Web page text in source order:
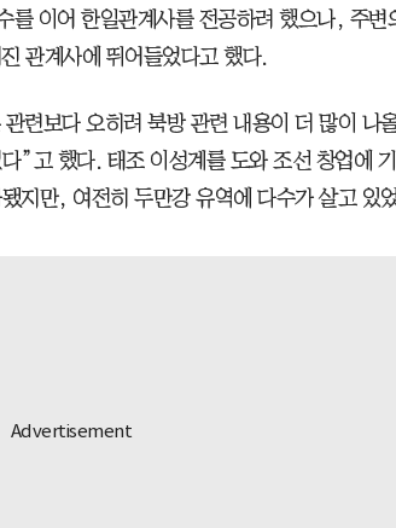
를 이어 한일관계사를 전공하려 했으나, 주변
관계사에 뛰어들었다고 했다.
련보다 오히려 북방 관련 내용이 더 많이 나
”고 했다. 태조 이성계를 도와 조선 창업에
지만, 여전히 두만강 유역에 다수가 살고 있